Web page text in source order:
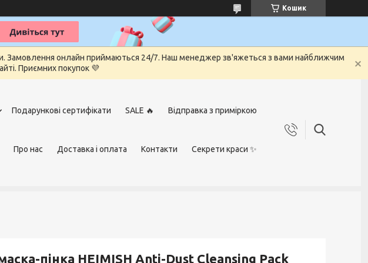
Кошик
Замовлення онлайн приймаються 24/7. Наш менеджер зв'яжеться з вами найближчим
Приємних покупок 💜
Подарункові сертифікати SALE 🔥 Відправка з приміркою
Про нас Доставка і оплата Контакти Секрети краси ✨
пінка HEIMISH Anti-Dust Cleansing Pack